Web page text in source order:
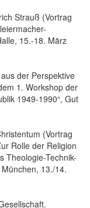
Strauß (Vortrag
15.-18. März
der Perspektive
1. Workshop der
1949-1990“, Gut
(Vortrag
Rolle der Religion
Theologie-Technik-
13./14.